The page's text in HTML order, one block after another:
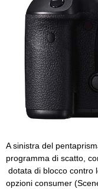
A sinistra del
programma di scatto,
dotata di blocco contro
opzioni consumer